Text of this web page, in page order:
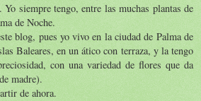
Yo siempre tengo, entre las muchas plantas de
de Noche.
blog, pues yo vivo en la ciudad de Palma de
Baleares, en un ático con terraza, y la tengo
con una variedad de flores que da
madre).
de ahora.